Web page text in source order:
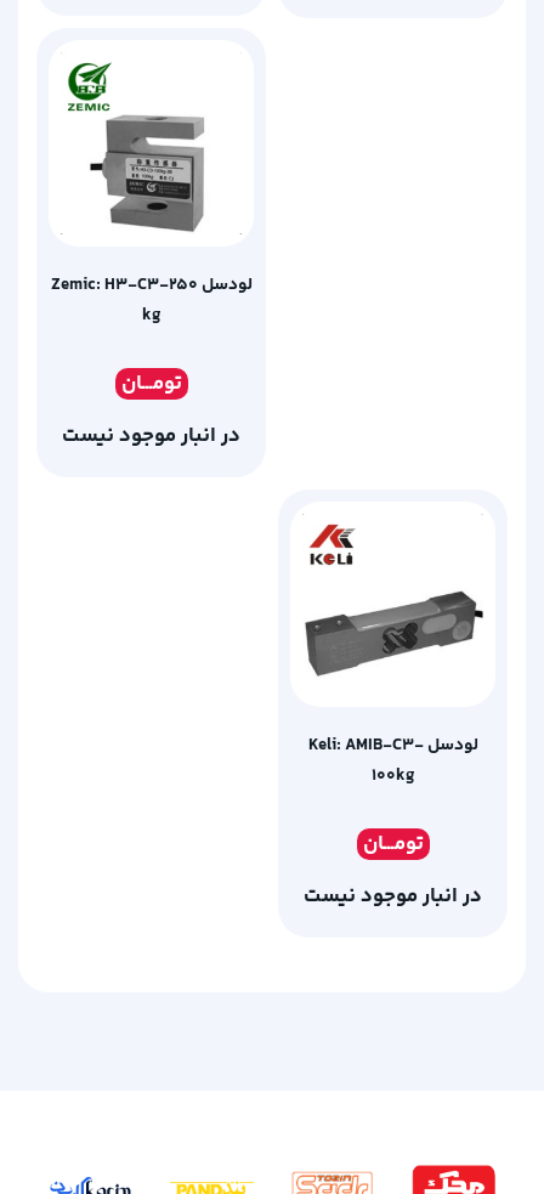
لودسل Zemic: H3-C3-250
kg
تومـــان
در انبار موجود نیست
لودسل Keli: AMIB-C3-
100kg
تومـــان
در انبار موجود نیست